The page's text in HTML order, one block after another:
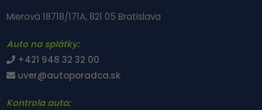
Mierová 18718/171A, 821 05 Bratislava
Auto na splátky:
+421 948 32 32 00
uver@autoporadca.sk
Kontrola auta: